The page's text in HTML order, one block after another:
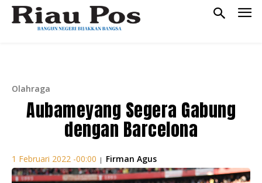
Olahraga
Aubameyang Segera Gabung
dengan Barcelona
1 Februari 2022 -00:00 | Firman Agus